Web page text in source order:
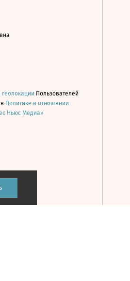
геолокации Пользователей
Политике в отношении
Ньюс Медиа»